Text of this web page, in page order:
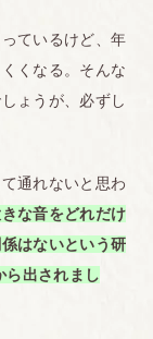
ているけど、年
くなる。そんな
ょうが、必ずし
通れないと思わ
な音をどれだけ
はないという研
ら出されまし